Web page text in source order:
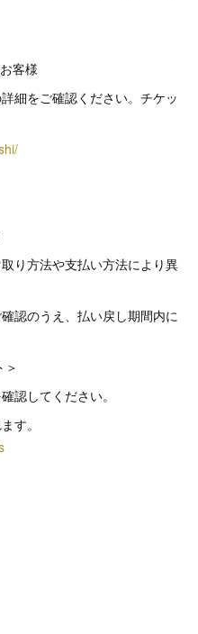
客様
細をご確認ください。チケッ
り方法や支払い方法により異
認のうえ、払い戻し期間内に
＞
認してください。
す。